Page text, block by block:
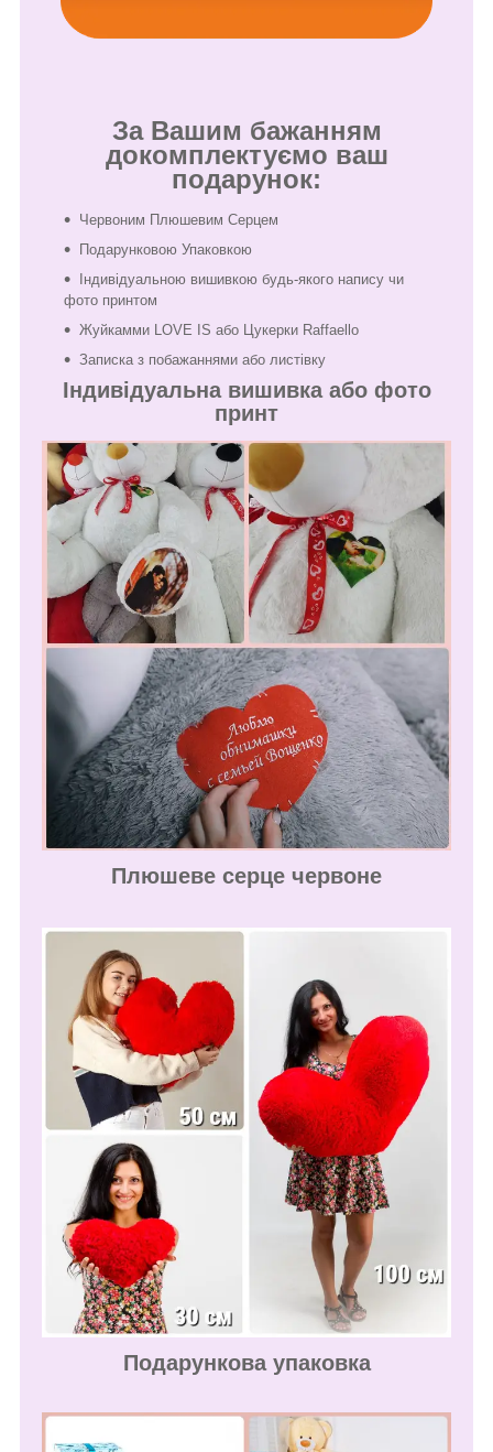
За Вашим бажанням
докомплектуємо ваш
подарунок:
Червоним Плюшевим Серцем
Подарунковою Упаковкою
Індивідуальною вишивкою будь-якого напису чи
фото принтом
Жуйкамми LOVE IS або Цукерки Raffaello
Записка з побажаннями або листівку
Індивідуальна вишивка або фото
принт
Плюшеве серце червоне
Подарункова упаковка